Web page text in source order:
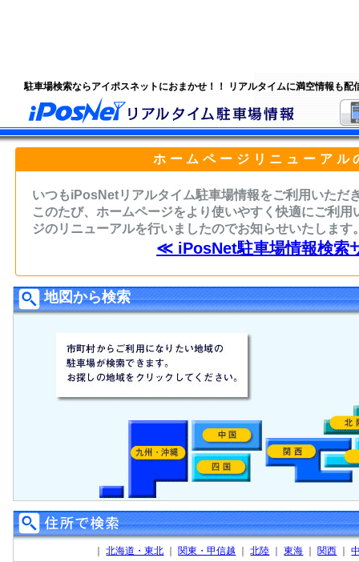
駐車場検索ならアイポスネットにおまかせ！！ リアルタイムに満空情報も配
ホームページリニューアル
いつもiPosNetリアルタイム駐車場情報をご利用いただ
このたび、ホームページをより使いやすく快適にご利
ジのリニューアルを行いましたのでお知らせいたします
≪ iPosNet駐車場情報検索
地図から検索
｜北海道・東北 関東・甲信越 ｜北陸 ｜東海 関西 ｜